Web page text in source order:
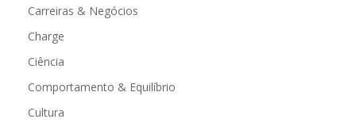
Carreiras & Negócios
Charge
Ciência
Comportamento & Equilíbrio
Cultura